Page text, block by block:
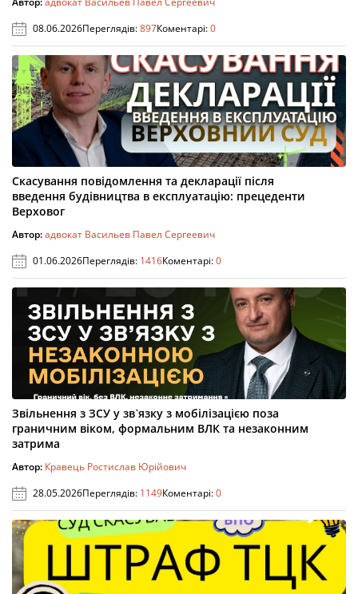
08.06.2026Переглядів:897Коментарі:0
Скасування повідомлення та декларації після
введення будівництва в експлуатацію: прецеденти
Верховог
Автор:адвокат Васильев Павел Сергеевич
01.06.2026Переглядів: 1416Коментарі:0
Звільнення з ЗСУ у зв`язку з мобілізацією поза
граничним віком, формальним ВЛК та незаконним
затрима
Автор: Кравець Ростислав Юрійович
28.05.2026Переглядів: 1149Коментарі:0